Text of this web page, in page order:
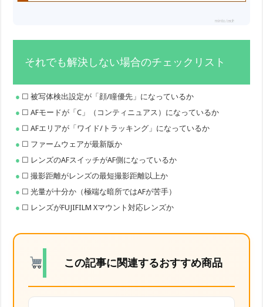
それでも解決しない場合のチェックリスト
☐ 被写体検出設定が「顔/瞳優先」になっているか
☐ AFモードが「C」（コンティニュアス）になっているか
☐ AFエリアが「ワイド/トラッキング」になっているか
☐ ファームウェアが最新版か
☐ レンズのAFスイッチがAF側になっているか
☐ 撮影距離がレンズの最短撮影距離以上か
☐ 光量が十分か（極端な暗所ではAFが苦手）
☐ レンズがFUJIFILM Xマウント対応レンズか
この記事に関連するおすすめ商品